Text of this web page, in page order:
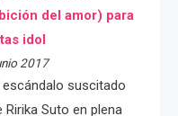
del amor) para
idol
2017
escándalo suscitado
Suto en plena